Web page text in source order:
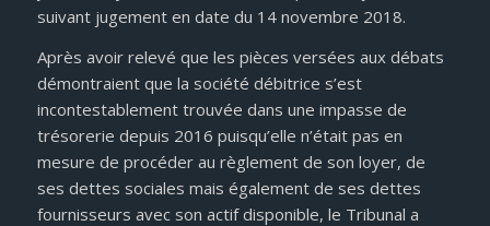
suivant jugement en date du 14 novembre 2018.
Après avoir relevé que les pièces versées aux débats
démontraient que la société débitrice s’est
incontestablement trouvée dans une impasse de
trésorerie depuis 2016 puisqu’elle n’était pas en
mesure de procéder au règlement de son loyer, de
ses dettes sociales mais également de ses dettes
fournisseurs avec son actif disponible, le Tribunal a